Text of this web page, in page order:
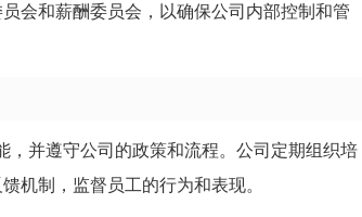
会和薪酬委员会，以确保公司内部控制和管
，并遵守公司的政策和流程。公司定期组织培
机制，监督员工的行为和表现。